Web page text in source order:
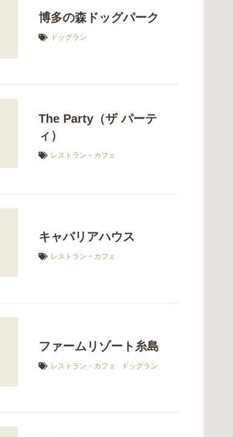
博多の森ドッグパーク
ドッグラン
The Party（ザ パーテ
ィ）
レストラン・カフェ
キャバリアハウス
レストラン・カフェ
ファームリゾート糸島
レストラン・カフェ ドッグラン